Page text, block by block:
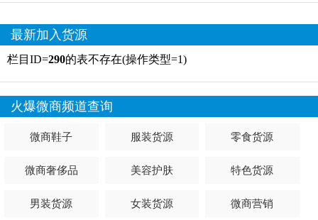
最新加入货源
栏目ID=290的表不存在(操作类型=1)
火爆微商频道查询
微商鞋子 服装货源 零食货源
微商奢侈品 美容护肤 特色货源
男装货源 女装货源 微商营销